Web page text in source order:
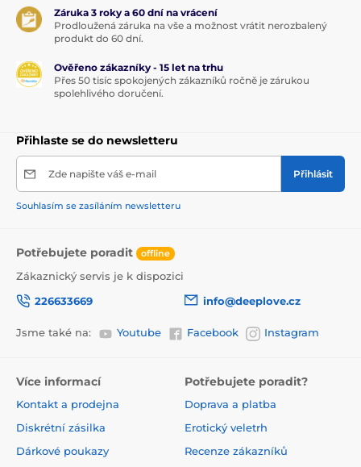
Záruka 3 roky a 60 dní na vrácení
Prodloužená záruka na vše a možnost vrátit nerozbalený
produkt do 60 dní.
Ověřeno zákazníky - 15 let na trhu
Přes 50 tisíc spokojených zákazníků ročně je zárukou
spolehlivého doručení.
Přihlaste se do newsletteru
Zde napište váš e-mail Přihlásit
Souhlasím se zasíláním newsletteru
Potřebujete poradit offline
Zákaznický servis je k dispozici
226633669
info@deeplove.cz
Jsme také na: Youtube Facebook Instagram
Více informací
Kontakt a prodejna
Diskrétní zásilka
Dárkové poukazy
Potřebujete poradit?
Doprava a platba
Erotický veletrh
Recenze zákazníků